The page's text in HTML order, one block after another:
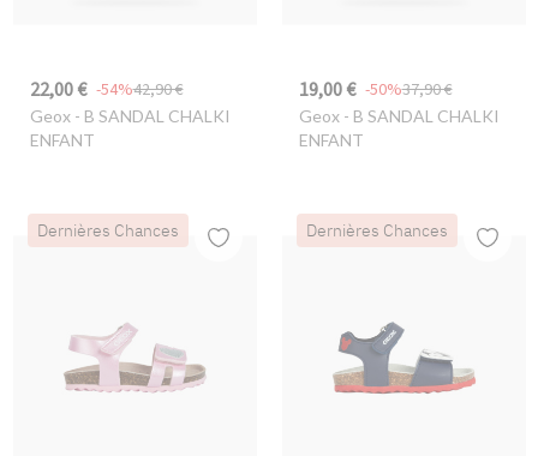
22,00 € 42,90 €
-54%
Geox- B SANDAL CHALKI
ENFANT
19,00 € 37,90 €
-50%
Geox- B SANDAL CHALKI
ENFANT
Dernières Chances Dernières Chances